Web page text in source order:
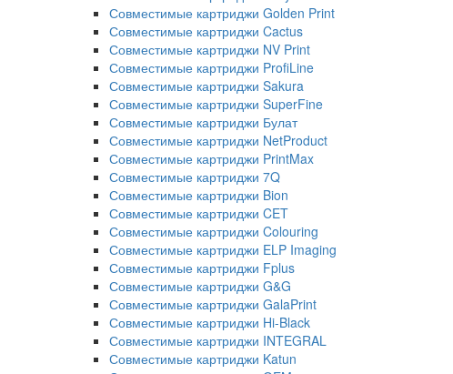
Совместимые картриджи Golden Print
Совместимые картриджи Cactus
Совместимые картриджи NV Print
Совместимые картриджи ProfiLine
Совместимые картриджи Sakura
Совместимые картриджи SuperFine
Совместимые картриджи Булат
Совместимые картриджи NetProduct
Совместимые картриджи PrintMax
Совместимые картриджи 7Q
Совместимые картриджи Bion
Совместимые картриджи CET
Совместимые картриджи Colouring
Совместимые картриджи ELP Imaging
Совместимые картриджи Fplus
Совместимые картриджи G&G
Совместимые картриджи GalaPrint
Совместимые картриджи Hi-Black
Совместимые картриджи INTEGRAL
Совместимые картриджи Katun